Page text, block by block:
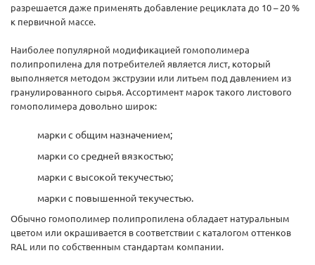
разрешается даже применять добавление рециклата до 10 – 20 %
к первичной массе.
Наиболее популярной модификацией гомополимера
полипропилена для потребителей является лист, который
выполняется методом экструзии или литьем под давлением из
гранулированного сырья. Ассортимент марок такого листового
гомополимера довольно широк:
марки с общим назначением;
марки со средней вязкостью;
марки с высокой текучестью;
марки с повышенной текучестью.
Обычно гомополимер полипропилена обладает натуральным
цветом или окрашивается в соответствии с каталогом оттенков
RAL или по собственным стандартам компании.